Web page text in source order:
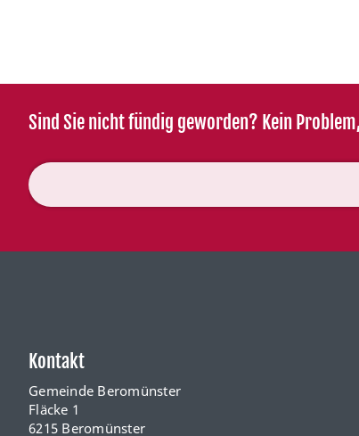
Sind Sie nicht fündig geworden? Kein
Kontakt
Gemeinde Beromünster
Fläcke 1
6215 Beromünster